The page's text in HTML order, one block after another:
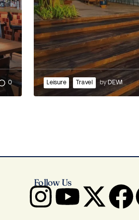
0 Leisure Travel byDEWI
Follow Us